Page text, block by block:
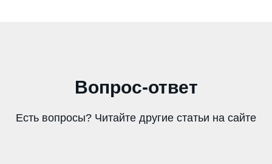
Вопрос-ответ
Есть вопросы? Читайте другие статьи на сайте